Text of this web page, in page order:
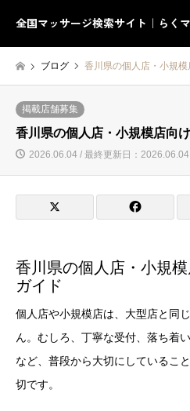
全国マッサージ検索サイト｜らく
ブログ 香川県の個人店・小規
掲載店舗募集
香川県の個人店・小規模店向
2026.06.04 / 最終更新日：2026.06.04
香川県の個人店・小規
ガイド
個人店や小規模店は、大型店と同
ん。むしろ、丁寧な受付、落ち着
など、普段から大切にしているこ
切です。